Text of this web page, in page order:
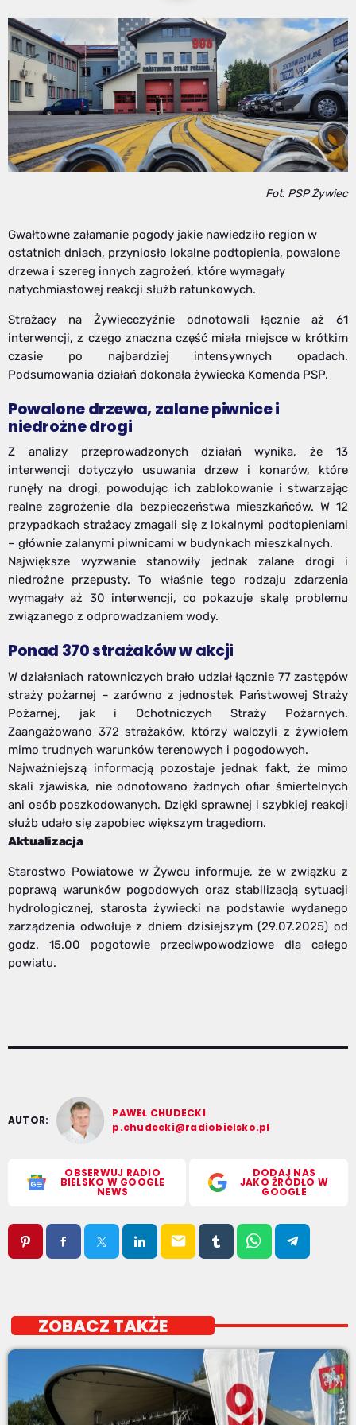
Fot. PSP Żywiec
Gwałtowne załamanie pogody jakie nawiedziło region w
ostatnich dniach, przyniosło lokalne podtopienia, powalone
drzewa i szereg innych zagrożeń, które wymagały
natychmiastowej reakcji służb ratunkowych.
Strażacy na Żywiecczyźnie odnotowali łącznie aż 61
interwencji, z czego znaczna część miała miejsce w krótkim
czasie po najbardziej intensywnych opadach.
Podsumowania działań dokonała żywiecka Komenda PSP.
Powalone drzewa, zalane piwnice i
niedrożne drogi
Z analizy przeprowadzonych działań wynika, że 13
interwencji dotyczyło usuwania drzew i konarów, które
runęły na drogi, powodując ich zablokowanie i stwarzając
realne zagrożenie dla bezpieczeństwa mieszkańców. W 12
przypadkach strażacy zmagali się z lokalnymi podtopieniami
– głównie zalanymi piwnicami w budynkach mieszkalnych.
Największe wyzwanie stanowiły jednak zalane drogi i
niedrożne przepusty. To właśnie tego rodzaju zdarzenia
wymagały aż 30 interwencji, co pokazuje skalę problemu
związanego z odprowadzaniem wody.
Ponad 370 strażaków w akcji
W działaniach ratowniczych brało udział łącznie 77 zastępów
straży pożarnej – zarówno z jednostek Państwowej Straży
Pożarnej, jak i Ochotniczych Straży Pożarnych.
Zaangażowano 372 strażaków, którzy walczyli z żywiołem
mimo trudnych warunków terenowych i pogodowych.
Najważniejszą informacją pozostaje jednak fakt, że mimo
skali zjawiska, nie odnotowano żadnych ofiar śmiertelnych
ani osób poszkodowanych. Dzięki sprawnej i szybkiej reakcji
służb udało się zapobiec większym tragediom.
Aktualizacja
Starostwo Powiatowe w Żywcu informuje, że w związku z
poprawą warunków pogodowych oraz stabilizacją sytuacji
hydrologicznej, starosta żywiecki na podstawie wydanego
zarządzenia odwołuje z dniem dzisiejszym (29.07.2025) od
godz. 15.00 pogotowie przeciwpowodziowe dla całego
powiatu.
AUTOR:
PAWEŁ CHUDECKI
p.chudecki@radiobielsko.pl
OBSERWUJ RADIO
BIELSKO W GOOGLE
NEWS
DODAJ NAS
JAKO ŹRÓDŁO W
GOOGLE
email
ZOBACZ TAKŻE